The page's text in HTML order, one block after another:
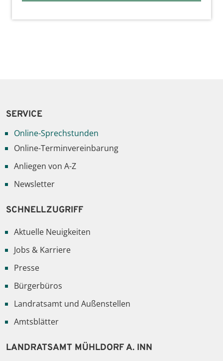
SERVICE
Online-Sprechstunden
Online-Terminvereinbarung
Anliegen von A-Z
Newsletter
SCHNELLZUGRIFF
Aktuelle Neuigkeiten
Jobs & Karriere
Presse
Bürgerbüros
Landratsamt und Außenstellen
Amtsblätter
LANDRATSAMT MÜHLDORF A. INN